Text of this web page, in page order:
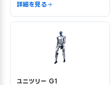
詳細を見る
ユニツリー G1